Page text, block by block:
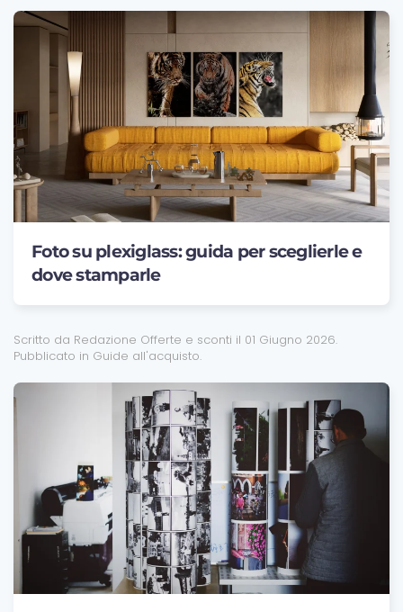
Foto su plexiglass: guida per sceglierle e
dove stamparle
Scritto da Redazione Offerte e sconti il 01 Giugno 2026.
Pubblicato in Guide all'acquisto.